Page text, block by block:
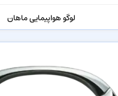
لوگو هواپیمایی ماهان